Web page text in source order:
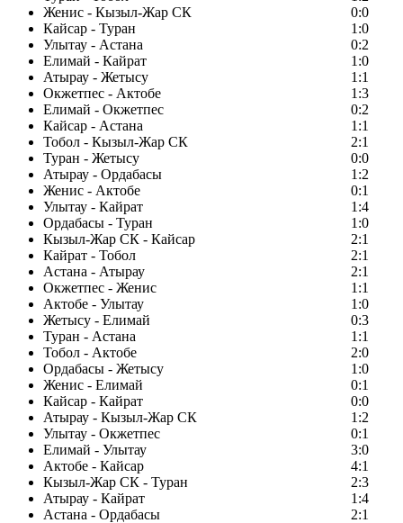
Женис - Кызыл-Жар СК
0:0
Кайсар - Туран
1:0
Улытау - Астана
0:2
Елимай - Кайрат
1:0
Атырау - Жетысу
1:1
Окжетпес - Актобе
1:3
Елимай - Окжетпес
0:2
Кайсар - Астана
1:1
Тобол - Кызыл-Жар СК
2:1
Туран - Жетысу
0:0
Атырау - Ордабасы
1:2
Женис - Актобе
0:1
Улытау - Кайрат
1:4
Ордабасы - Туран
1:0
Кызыл-Жар СК - Кайсар
2:1
Кайрат - Тобол
2:1
Астана - Атырау
2:1
Окжетпес - Женис
1:1
Актобе - Улытау
1:0
Жетысу - Елимай
0:3
Туран - Астана
1:1
Тобол - Актобе
2:0
Ордабасы - Жетысу
1:0
Женис - Елимай
0:1
Кайсар - Кайрат
0:0
Атырау - Кызыл-Жар СК
1:2
Улытау - Окжетпес
0:1
Елимай - Улытау
3:0
Актобе - Кайсар
4:1
Кызыл-Жар СК - Туран
2:3
Атырау - Кайрат
1:4
Астана - Ордабасы
2:1